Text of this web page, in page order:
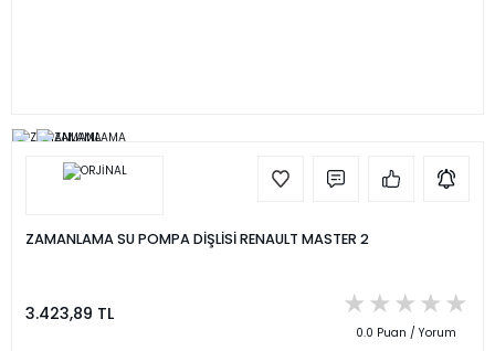
ZAMANLAMA SU POMPA DİŞLİSİ RENAULT MASTER 2
3.423,89 TL
0.0 Puan / Yorum